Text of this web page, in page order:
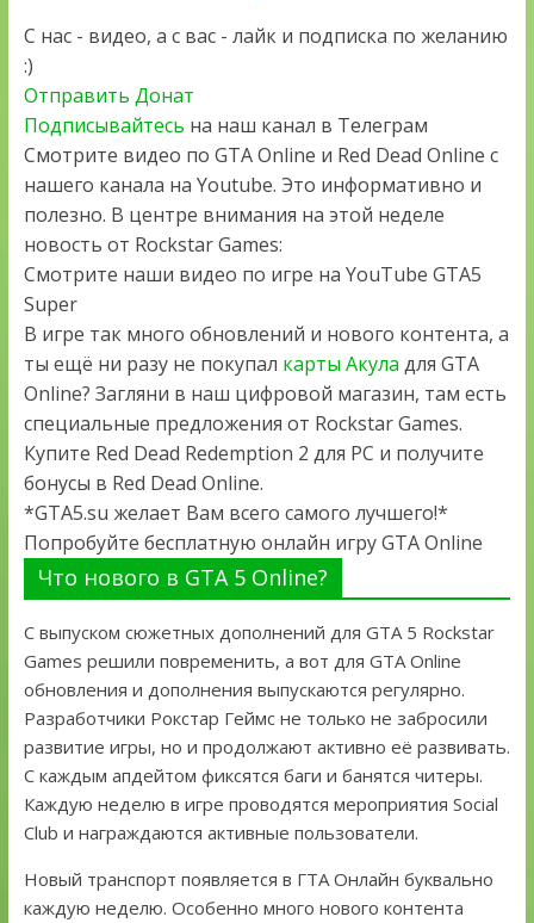
С нас - видео, а с вас - лайк и подписка по желанию
:)
Отправить Донат
Подписывайтесь на наш канал в Телеграм
Смотрите видео по GTA Online и Red Dead Online с
нашего канала на Youtube. Это информативно и
полезно. В центре внимания на этой неделе
новость от Rockstar Games:
Смотрите наши видео по игре на YouTube GTA5
Super
В игре так много обновлений и нового контента, а
ты ещё ни разу не покупал карты Акула для GTA
Online? Загляни в наш цифровой магазин, там есть
специальные предложения от Rockstar Games.
Купите Red Dead Redemption 2 для PC и получите
бонусы в Red Dead Online.
*GTA5.su желает Вам всего самого лучшего!*
Попробуйте бесплатную онлайн игру GTA Online
Что нового в GTA 5 Online?
С выпуском сюжетных дополнений для GTA 5 Rockstar
Games решили повременить, а вот для GTA Online
обновления и дополнения выпускаются регулярно.
Разработчики Рокстар Геймс не только не забросили
развитие игры, но и продолжают активно её развивать.
С каждым апдейтом фиксятся баги и банятся читеры.
Каждую неделю в игре проводятся мероприятия Social
Club и награждаются активные пользователи.
Новый транспорт появляется в ГТА Онлайн буквально
каждую неделю. Особенно много нового контента